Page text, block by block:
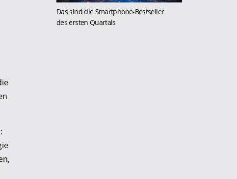
Das sind die Smartphone-Bestseller
des ersten Quartals